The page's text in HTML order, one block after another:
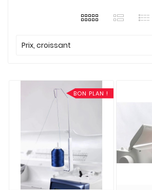
Prix, croissant
BON PLAN !